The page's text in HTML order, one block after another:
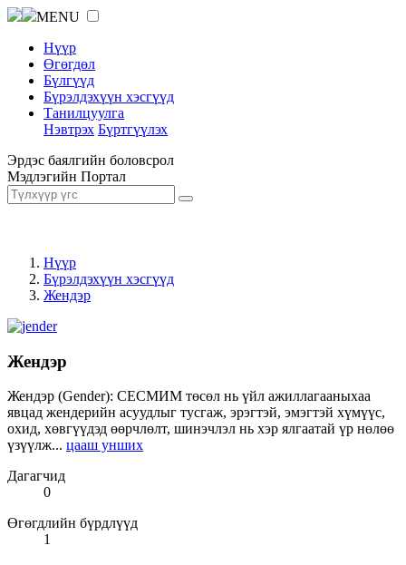
MENU
Нүүр
Өгөгдөл
Бүлгүүд
Бүрэлдэхүүн хэсгүүд
Танилцуулга
Нэвтрэх Бүртгүүлэх
Эрдэс баялгийн боловсрол
Мэдлэгийн Портал
Нүүр
Бүрэлдэхүүн хэсгүүд
Жендэр
Жендэр
Жендэр (Gender): СЕСМИМ төсөл нь үйл ажиллагааныхаа
явцад жендерийн асуудлыг тусгаж, эрэгтэй, эмэгтэй хүмүүс,
охид, хөвгүүдэд өөрчлөлт, шинэчлэл нь хэр ялгаатай үр нөлөө
үзүүлж... цааш унших
Дагагчид
0
Өгөгдлийн бүрдлүүд
1